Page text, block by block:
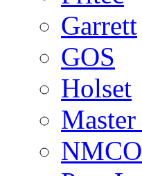
Garrett
GOS
Holset
NMCO